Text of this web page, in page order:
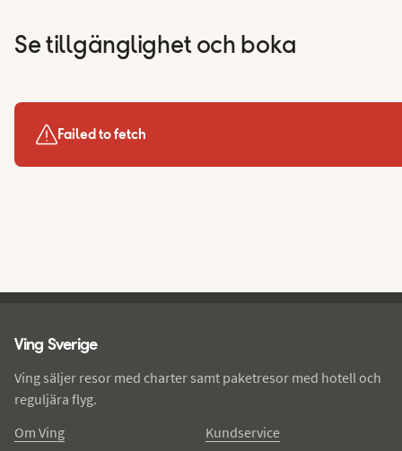
Se tillgänglighet och boka
Failed to fetch
Ving Sverige
Ving säljer resor med charter samt paketresor med hotell och
reguljära flyg.
Om Ving
Kundservice